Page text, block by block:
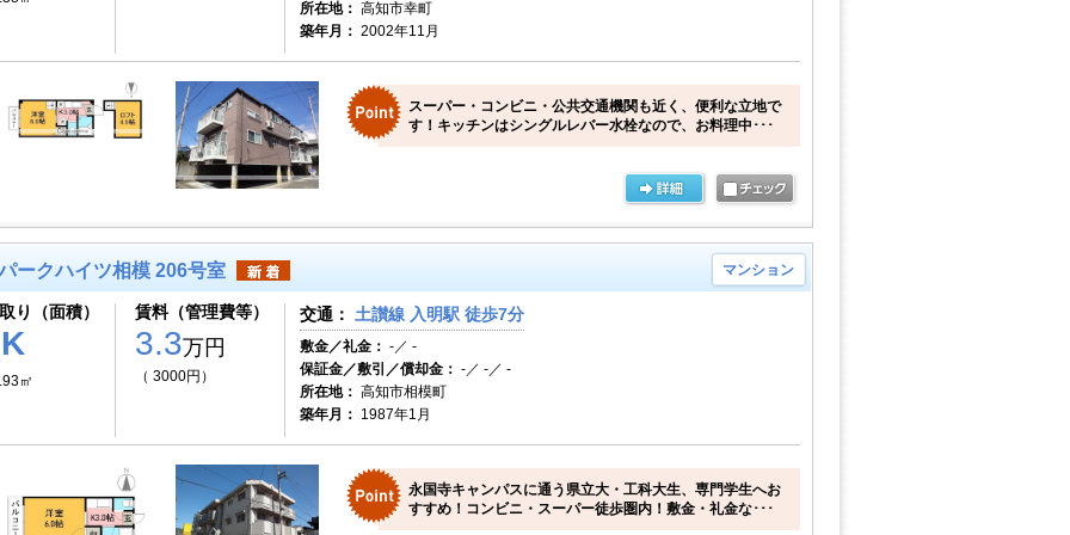
所在地： 高知市幸町
築年月： 2002年11月
スーパー・コンビニ・公共交通機関も近く、便利な立地で
す！キッチンはシングルレバー水栓なので、お料理中･･･
ークハイツ相模 206号室 マンション
り（面積）
㎡
賃料（管理費等）
3.3万円
（ 3000円）
交通： 土讃線 入明駅 徒歩7分
敷金／礼金： -／ -
保証金／敷引／償却金： -／ -／ -
所在地： 高知市相模町
築年月： 1987年1月
永国寺キャンパスに通う県立大・工科大生、専門学生へお
すすめ！コンビニ・スーパー徒歩圏内！敷金・礼金な･･･